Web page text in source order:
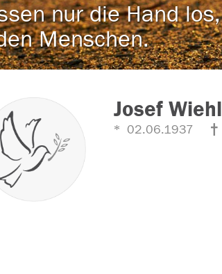
nur die Hand los,
Menschen.
Josef Wiehl
02.06.1937